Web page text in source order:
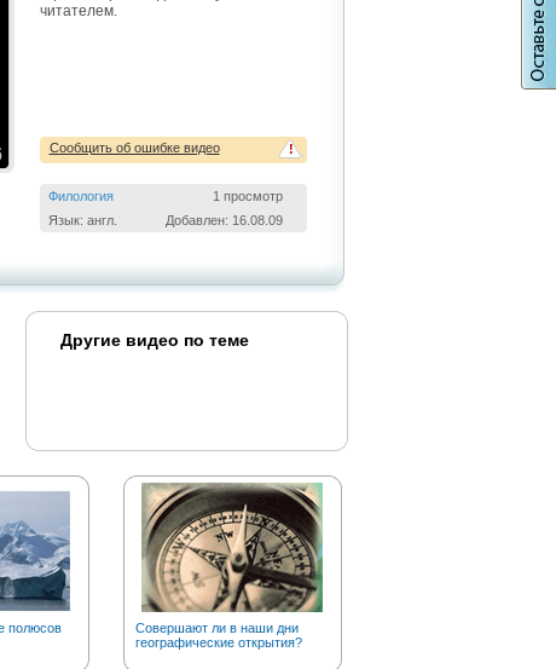
читателем.
!
Сообщить об ошибке видео
Филология
1 просмотр
Язык: англ.
Добавлен: 16.08.09
Другие видео по теме
полюсов
Совершают ли в наши дни
географические открытия?